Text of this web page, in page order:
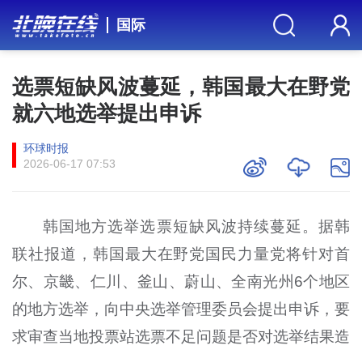
国际
选票短缺风波蔓延，韩国最大在野党
就六地选举提出申诉
环球时报
2026-06-17 07:53
韩国地方选举选票短缺风波持续蔓延。据韩
联社报道，韩国最大在野党国民力量党将针对首
尔、京畿、仁川、釜山、蔚山、全南光州6个地区
的地方选举，向中央选举管理委员会提出申诉，要
求审查当地投票站选票不足问题是否对选举结果造